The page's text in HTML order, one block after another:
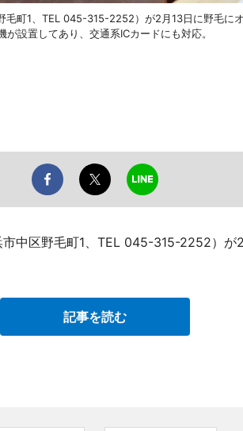
毛町1、TEL 045-315-2252）が2月13日に野毛に
設置してあり、交通系ICカードにも対応。
中区野毛町1、TEL 045-315-2252）が
記事を読む